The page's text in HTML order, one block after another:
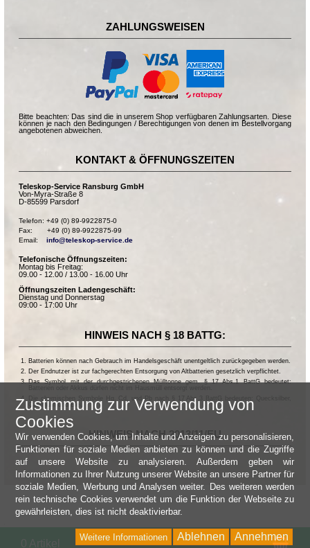
ZAHLUNGSWEISEN
Bitte beachten: Das sind die in unserem Shop verfügbaren Zahlungsarten. Diese
können je nach den Bedingungen / Berechtigungen von denen im Bestellvorgang
angebotenen abweichen.
KONTAKT & ÖFFNUNGSZEITEN
Teleskop-Service Ransburg GmbH
Von-Myra-Straße 8
D-85599 Parsdorf
Telefon: +49 (0) 89-9922875-0
Fax:       +49 (0) 89-9922875-99
Email: info@teleskop-service.de
Telefonische Öffnungszeiten:
Montag bis Freitag:
09.00 - 12.00 / 13.00 - 16.00 Uhr
Öffnungszeiten Ladengeschäft:
Dienstag und Donnerstag
09:00 - 17:00 Uhr
HINWEIS NACH § 18 BATTG:
Batterien können nach Gebrauch im Handelsgeschäft unentgeltlich zurückgegeben werden.
Der Endnutzer ist zur fachgerechten Entsorgung von Altbatterien gesetzlich verpflichtet.
Das Symbol mit der durchgestrichenen Mülltonne gem. § 17 Abs.1 BattG bedeutet:
Die chemischen Symbole Hg, Cd, und Pb nach § 17 Abs.3 BattG bedeuten: Quecksilber,
Cadmium und Blei.
HINWEIS NACH 2013/11/EU
Zustimmung zur Verwendung von
Cookies
Wir verwenden Cookies, um Inhalte und Anzeigen zu personalisieren,
Funktionen für soziale Medien anbieten zu können und die Zugriffe
auf unsere Website zu analysieren. Außerdem geben wir
Informationen zu Ihrer Nutzung unserer Website an unsere Partner für
soziale Medien, Werbung und Analysen weiter. Des weiteren werden
rein technische Cookies verwendet um die Funktion der Webseite zu
gewährleisten, dies ist nicht deaktivierbar.
Annehmen
Ablehnen
Weitere Informationen